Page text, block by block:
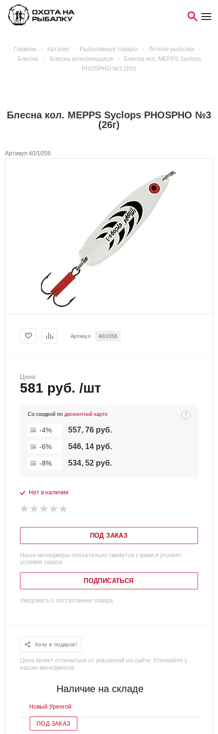
Главная - Каталог - Рыболовные товары - Летняя рыбалка
-
Блесна
- Блесна колеблющаяся -
Блесна кол. MEPPS Syclops
PHOSPHO №3 (26г)
Блесна кол. MEPPS Syclops PHOSPHO №3
(26г)
Артикул 40/1058
Артикул 40/1058
Цена
581 руб. /шт
Со скидкой по дисконтной карте
-4% 557, 76 руб.
-6% 546, 14 руб.
-8% 534, 52 руб.
Нет в наличии
ПОД ЗАКАЗ
Наши менеджеры обязательно свяжутся с вами и уточнят
условия заказа
ПОДПИСАТЬСЯ
Уведомить о поступлении товара
Хочу в подарок!
Цена может отличаться от указанной на сайте. Уточняйте у
наших менеджеров
Наличие на складе
Новый Уренгой
ПОД ЗАКАЗ